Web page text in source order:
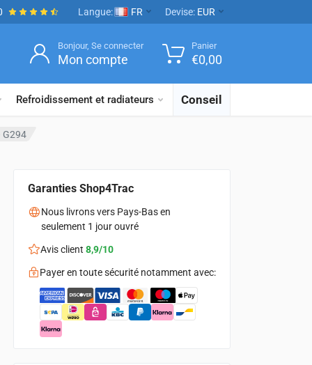
Langue: FR Devise: EUR
Refroidissement et radiateurs Conseil
Bonjour, Se connecter
Mon compte
Panier
€0,00
G294
Garanties Shop4Trac
Nous livrons vers Pays-Bas en
seulement 1 jour ouvré
Avis client 8,9/10
Payer en toute sécurité notamment avec: